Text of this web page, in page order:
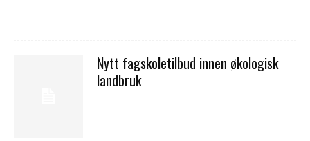
Nytt fagskoletilbud innen økologisk
landbruk